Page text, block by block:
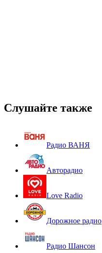
Слушайте также
Радио ВАНЯ
Авторадио
Love Radio
Дорожное радио
Радио Шансон